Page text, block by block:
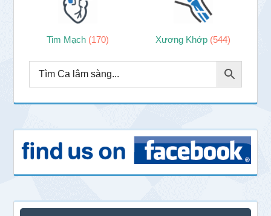
Tim Mạch (170) Xương Khớp (544)